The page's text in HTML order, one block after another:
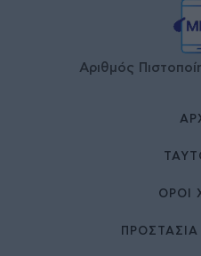
Αριθμός
ΌΡΟΙ